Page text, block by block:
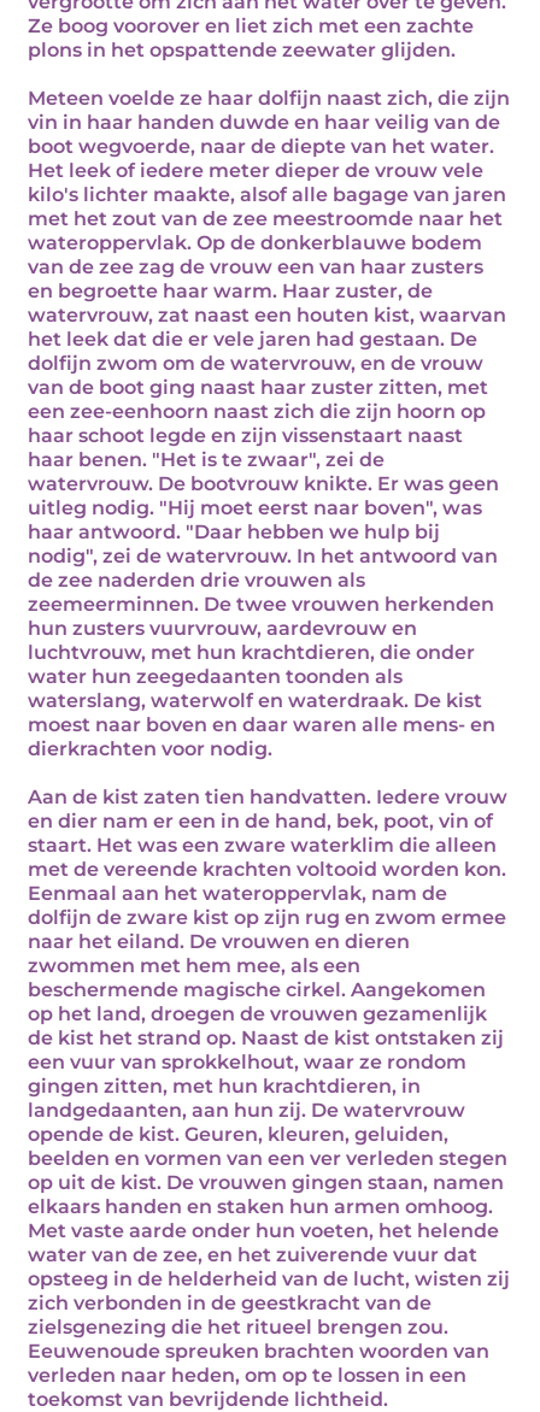
Ze boog voorover en liet zich met een zachte
plons in het opspattende zeewater glijden.
Meteen voelde ze haar dolfijn naast zich, die zijn
vin in haar handen duwde en haar veilig van de
boot wegvoerde, naar de diepte van het water.
Het leek of iedere meter dieper de vrouw vele
kilo's lichter maakte, alsof alle bagage van jaren
met het zout van de zee meestroomde naar het
wateroppervlak. Op de donkerblauwe bodem
van de zee zag de vrouw een van haar zusters
en begroette haar warm. Haar zuster, de
watervrouw, zat naast een houten kist, waarvan
het leek dat die er vele jaren had gestaan. De
dolfijn zwom om de watervrouw, en de vrouw
van de boot ging naast haar zuster zitten, met
een zee-eenhoorn naast zich die zijn hoorn op
haar schoot legde en zijn vissenstaart naast
haar benen. "Het is te zwaar", zei de
watervrouw. De bootvrouw knikte. Er was geen
uitleg nodig. "Hij moet eerst naar boven", was
haar antwoord. "Daar hebben we hulp bij
nodig", zei de watervrouw. In het antwoord van
de zee naderden drie vrouwen als
zeemeerminnen. De twee vrouwen herkenden
hun zusters vuurvrouw, aardevrouw en
luchtvrouw, met hun krachtdieren, die onder
water hun zeegedaanten toonden als
waterslang, waterwolf en waterdraak. De kist
moest naar boven en daar waren alle mens- en
dierkrachten voor nodig.
Aan de kist zaten tien handvatten. Iedere vrouw
en dier nam er een in de hand, bek, poot, vin of
staart. Het was een zware waterklim die alleen
met de vereende krachten voltooid worden kon.
Eenmaal aan het wateroppervlak, nam de
dolfijn de zware kist op zijn rug en zwom ermee
naar het eiland. De vrouwen en dieren
zwommen met hem mee, als een
beschermende magische cirkel. Aangekomen
op het land, droegen de vrouwen gezamenlijk
de kist het strand op. Naast de kist ontstaken zij
een vuur van sprokkelhout, waar ze rondom
gingen zitten, met hun krachtdieren, in
landgedaanten, aan hun zij. De watervrouw
opende de kist. Geuren, kleuren, geluiden,
beelden en vormen van een ver verleden stegen
op uit de kist. De vrouwen gingen staan, namen
elkaars handen en staken hun armen omhoog.
Met vaste aarde onder hun voeten, het helende
water van de zee, en het zuiverende vuur dat
opsteeg in de helderheid van de lucht, wisten zij
zich verbonden in de geestkracht van de
zielsgenezing die het ritueel brengen zou.
Eeuwenoude spreuken brachten woorden van
verleden naar heden, om op te lossen in een
toekomst van bevrijdende lichtheid.